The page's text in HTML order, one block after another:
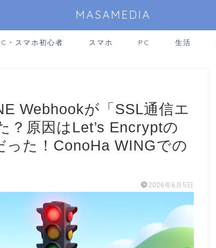
MASAMEDIA
・スマホ初心者 スマホ PC 生活
Webhookが「SSL通信エ
？原因はLet’s Encryptの
った！ConoHa WINGでの
2026年6月5日